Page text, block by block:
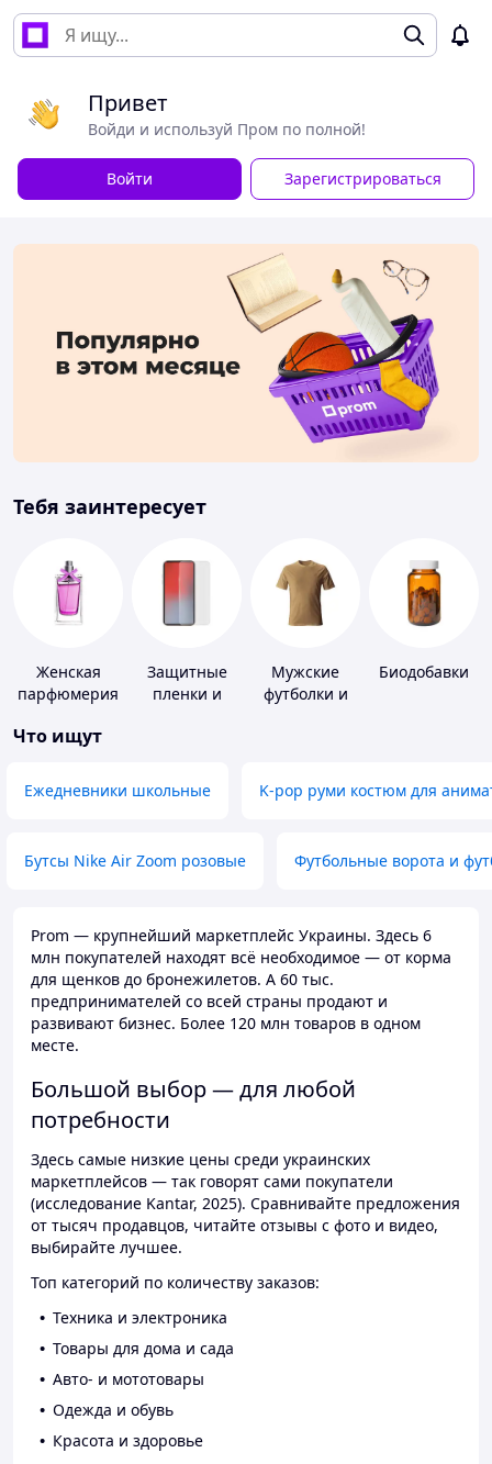
Привет
Войди и используй Пром по полной!
Войти Зарегистрироваться
Тебя заинтересует
Женская
парфюмерия
Защитные
пленки и
Мужские
футболки и
Биодобавки
Что ищут
Ежедневники школьные K-pop руми костюм для
Бутсы Nike Air Zoom розовые Футбольные ворота и
Prom — крупнейший маркетплейс Украины. Здесь 6
млн покупателей находят всё необходимое — от корма
для щенков до бронежилетов. А 60 тыс.
предпринимателей со всей страны продают и
развивают бизнес. Более 120 млн товаров в одном
месте.
Большой выбор — для любой
потребности
Здесь самые низкие цены среди украинских
маркетплейсов — так говорят сами покупатели
(исследование Kantar, 2025). Сравнивайте предложения
от тысяч продавцов, читайте отзывы с фото и видео,
выбирайте лучшее.
Топ категорий по количеству заказов:
Техника и электроника
Товары для дома и сада
Авто- и мототовары
Одежда и обувь
Красота и здоровье